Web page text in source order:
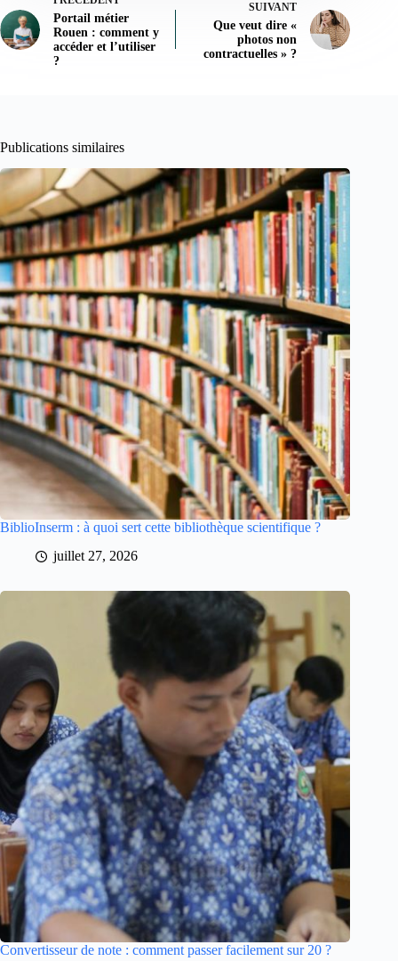
Portail métier
Rouen : comment y
accéder et l’utiliser
?
SUIVANT
Que veut dire «
photos non
contractuelles » ?
Publications similaires
BiblioInserm : à quoi sert cette bibliothèque scientifique ?
juillet 27, 2026
Convertisseur de note : comment passer facilement sur 20 ?